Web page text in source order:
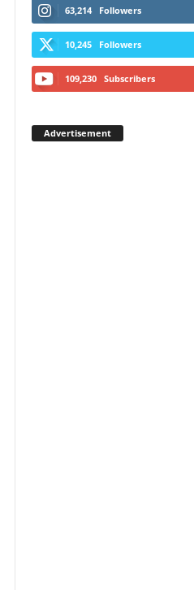
63,214 Followers
10,245 Followers
109,230 Subscribers
Advertisement